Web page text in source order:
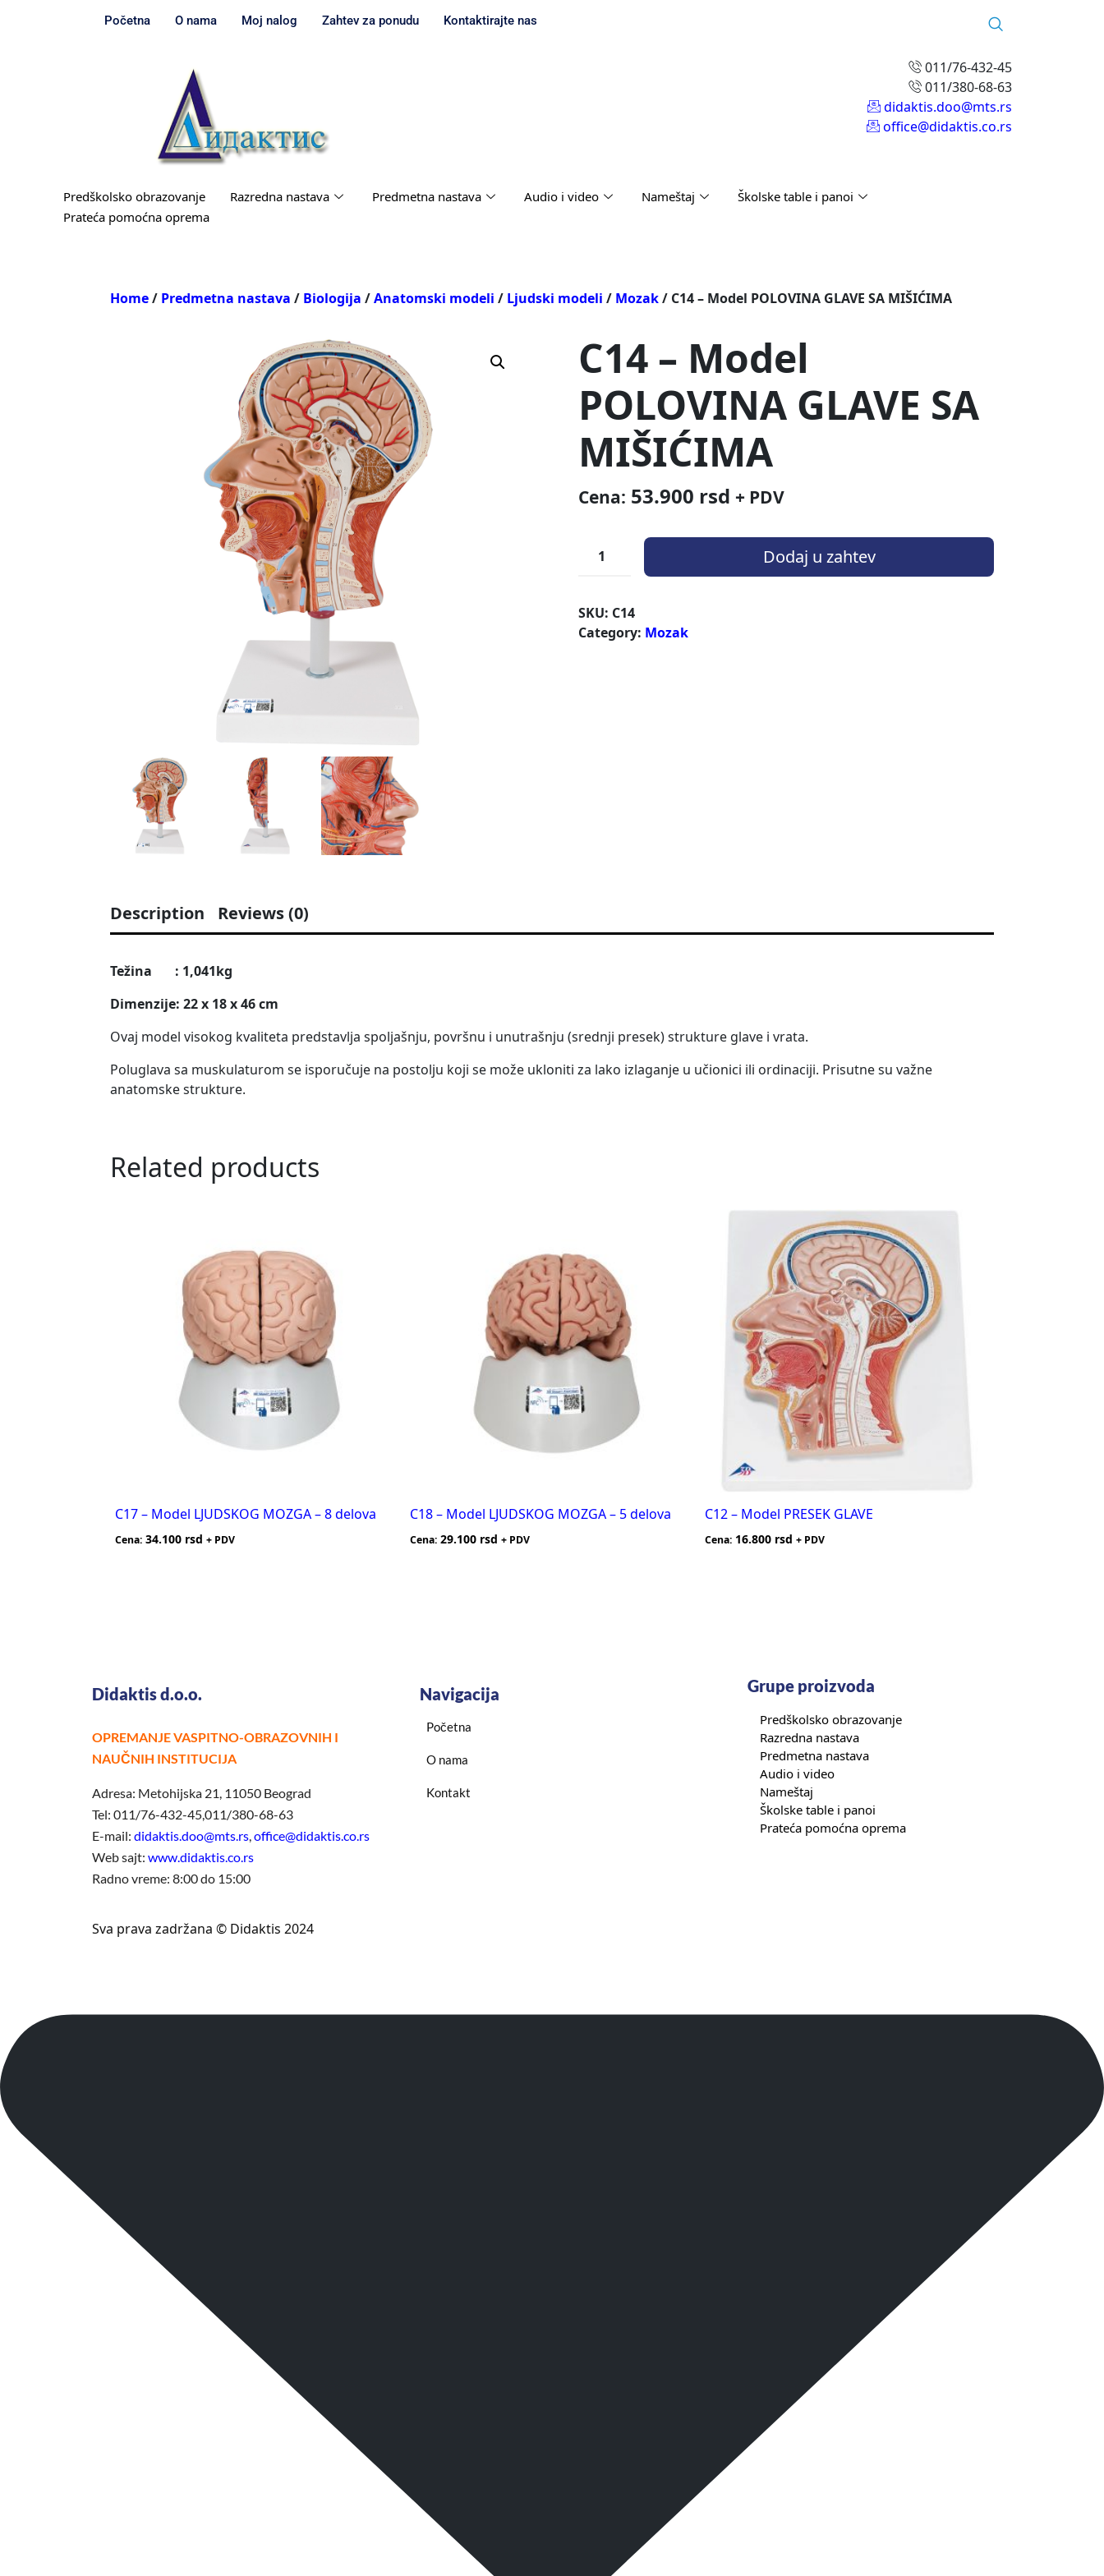
Početna O nama Moj nalog Zahtev za ponudu Kontaktirajte nas
011/76-432-45
011/380-68-63
didaktis.doo@mts.rs
office@didaktis.co.rs
Predškolsko obrazovanje Razredna nastava Predmetna nastava Audio i video Nameštaj
Školske table i panoi
Prateća pomoćna oprema
Home/ Predmetna nastava / Biologija /Anatomski modeli / Ljudski modeli / Mozak/ C14 – Model POLOVINA GLAVE SA MIŠIĆIMA
C14 – Model
POLOVINA GLAVE SA
MIŠIĆIMA
Cena: 53.900 rsd + PDV
Dodaj u zahtev
SKU: C14
Category: Mozak
Description Reviews (0)
Težina : 1,041kg
Dimenzije: 22 x 18 x 46 cm
Ovaj model visokog kvaliteta predstavlja spoljašnju, površnu i unutrašnju (srednji presek) strukture glave i vrata.
Poluglava sa muskulaturom se isporučuje na postolju koji se može ukloniti za lako izlaganje u učionici ili ordinaciji. Prisutne su važne
anatomske strukture.
Related products
C17 – Model LJUDSKOG MOZGA – 8 delova
Cena: 34.100 rsd + PDV
C18 – Model LJUDSKOG MOZGA – 5 delova
Cena: 29.100 rsd + PDV
C12 – Model PRESEK GLAVE
Cena: 16.800 rsd + PDV
Didaktis d.o.o.
OPREMANJE VASPITNO-OBRAZOVNIH I
NAUČNIH INSTITUCIJA
Adresa: Metohijska 21, 11050 Beograd
Tel: 011/76-432-45,011/380-68-63
E-mail: didaktis.doo@mts.rs,office@didaktis.co.rs
Web sajt: www.didaktis.co.rs
Radno vreme: 8:00 do 15:00
Navigacija
Početna
O nama
Kontakt
Grupe proizvoda
Predškolsko obrazovanje
Razredna nastava
Predmetna nastava
Audio i video
Nameštaj
Školske table i panoi
Prateća pomoćna oprema
Sva prava zadržana © Didaktis 2024